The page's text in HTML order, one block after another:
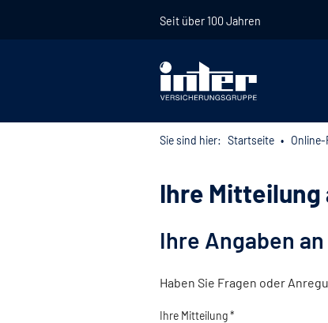
Seit über 100 Jahren
Sie sind hier: Startseite
Ihre Mitteilung
Ihre Angaben an
Haben Sie Fragen oder
Ihre Mitteilung *